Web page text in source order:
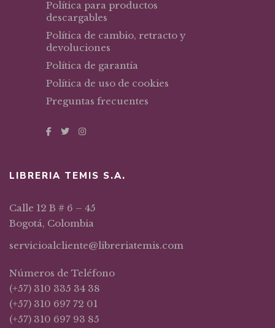
Política para productos
descargables
Política de cambio, retracto y
devoluciones
Política de garantía
Política de uso de cookies
Preguntas frecuentes
LIBRERIA TEMIS S.A.
Calle 12 B # 6 – 45
Bogotá, Colombia
servicioalcliente@libreriatemis.com
Números de Teléfono
(+57) 310 335 34 38
(+57) 310 697 72 01
(+57) 310 697 93 85